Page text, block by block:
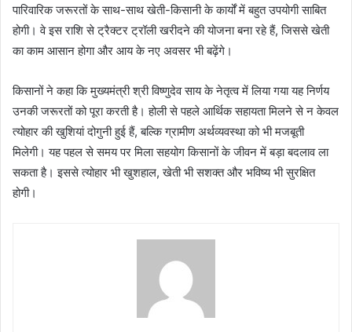
पारिवारिक जरूरतों के साथ-साथ खेती-किसानी के कार्यों में बहुत उपयोगी साबित
होगी। वे इस राशि से ट्रैक्टर ट्रॉली खरीदने की योजना बना रहे हैं, जिससे खेती
का काम आसान होगा और आय के नए अवसर भी बढ़ेंगे।
किसानों ने कहा कि मुख्यमंत्री श्री विष्णुदेव साय के नेतृत्व में लिया गया यह निर्णय
उनकी जरूरतों को पूरा करती है। होली से पहले आर्थिक सहायता मिलने से न केवल
त्योहार की खुशियां दोगुनी हुई हैं, बल्कि ग्रामीण अर्थव्यवस्था को भी मजबूती
मिलेगी। यह पहल से समय पर मिला सहयोग किसानों के जीवन में बड़ा बदलाव ला
सकता है। इससे त्योहार भी खुशहाल, खेती भी सशक्त और भविष्य भी सुरक्षित
होगी।